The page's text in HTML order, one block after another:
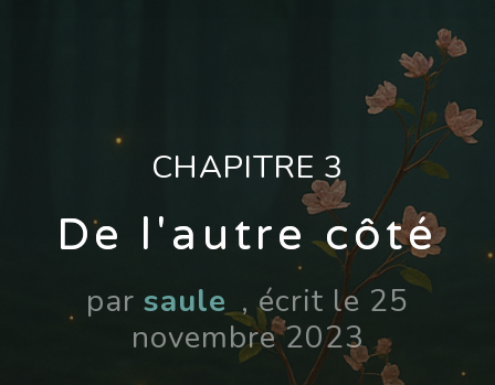
CHAPITRE 3
De l'autre côté
par saule , écrit le 25
novembre 2023